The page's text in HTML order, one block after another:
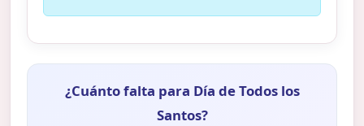
¿Cuánto falta para Día de Todos los
Santos?